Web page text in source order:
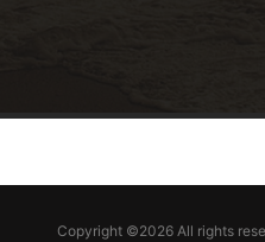
Copyright ©2026 All rights